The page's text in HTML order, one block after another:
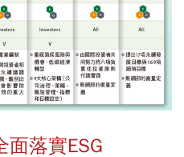
落實ESG